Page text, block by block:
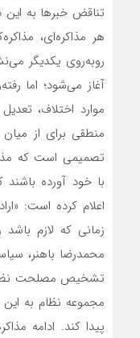
تناقض خبرها به
هر مذاکره‌اي،
روبه‌روي يکديگر
آغاز مي‌شود؛ اما
موارد اختلاف،
منطقي براي از
تصميمي است که
با خود آورده‌ باشند
اعلام کرده است:
زماني که لازم باشد
محمدرضا باهنر،
تشخيص مصلحت
مجموعه نظام به اين
پيدا کند. ادامه